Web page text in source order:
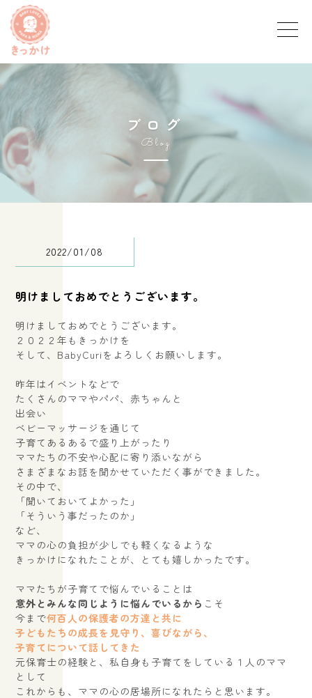
ブ ロ グ
Blog
2022/01/08
明けましておめでとうございます。
明けましておめでとうございます。
２０２２年もきっかけを
そして、BabyCuriをよろしくお願いします。
昨年はイベントなどで
たくさんのママやパパ、赤ちゃんと
出会い
ベビーマッサージを通じて
子育てあるあるで盛り上がったり
ママたちの不安や心配に寄り添いながら
さまざまなお話を聞かせていただく事ができました。
その中で、
「聞いておいてよかった」
「そういう事だったのか」
など、
ママの心の負担が少しでも軽くなるような
きっかけになれたことが、とても嬉しかったです。
ママたちが子育てで悩んでいることは
意外とみんな同じように悩んでいるから こそ
今まで何百人の保護者の方達と共に
子どもたちの成長を見守り、喜びながら、
子育てについて話してきた
元保育士の経験と、私自身も子育てをしている１人のママ
として
これからも、ママの心の居場所になれたらと思います。